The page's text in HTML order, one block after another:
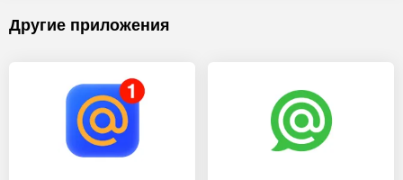
Другие приложения